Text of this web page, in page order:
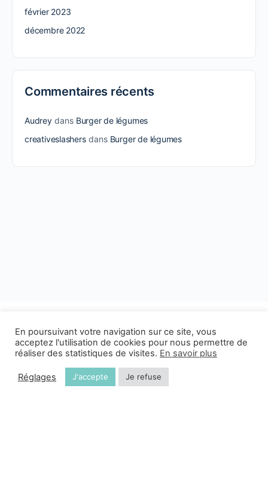
février 2023
décembre 2022
Commentaires récents
Audreydans Burger de légumes
creativeslashersdans Burger de légumes
En poursuivant votre navigation sur ce site, vous
acceptez l'utilisation de cookies pour nous permettre de
réaliser des statistiques de visites. En savoir plus
Réglages J'accepte Je refuse